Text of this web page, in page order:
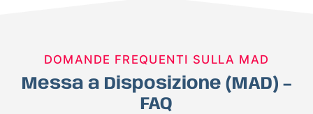
DOMANDE FREQUENTI SULLA MAD
Messa a Disposizione (MAD) –
FAQ